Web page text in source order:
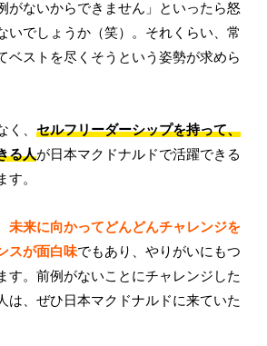
がないからできません」といったら怒
いでしょうか（笑）。それくらい、常
ベストを尽くそうという姿勢が求めら
く、セルフリーダーシップを持って、
る人が日本マクドナルドで活躍できる
す。
未来に向かってどんどんチャレンジを
スが面白味でもあり、やりがいにもつ
す。前例がないことにチャレンジした
は、ぜひ日本マクドナルドに来ていた